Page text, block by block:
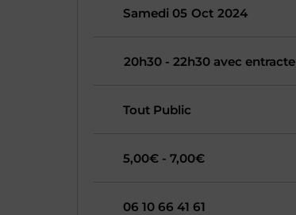
Samedi 05 Oct 2024
20h30 - 22h30 avec entracte
Tout Public
5,00€ - 7,00€
06 10 66 41 61